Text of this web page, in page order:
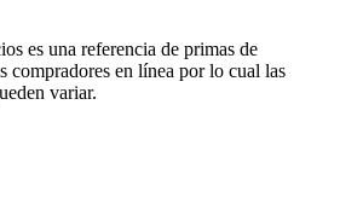
es una referencia de primas de
compradores en línea por lo cual las
variar.